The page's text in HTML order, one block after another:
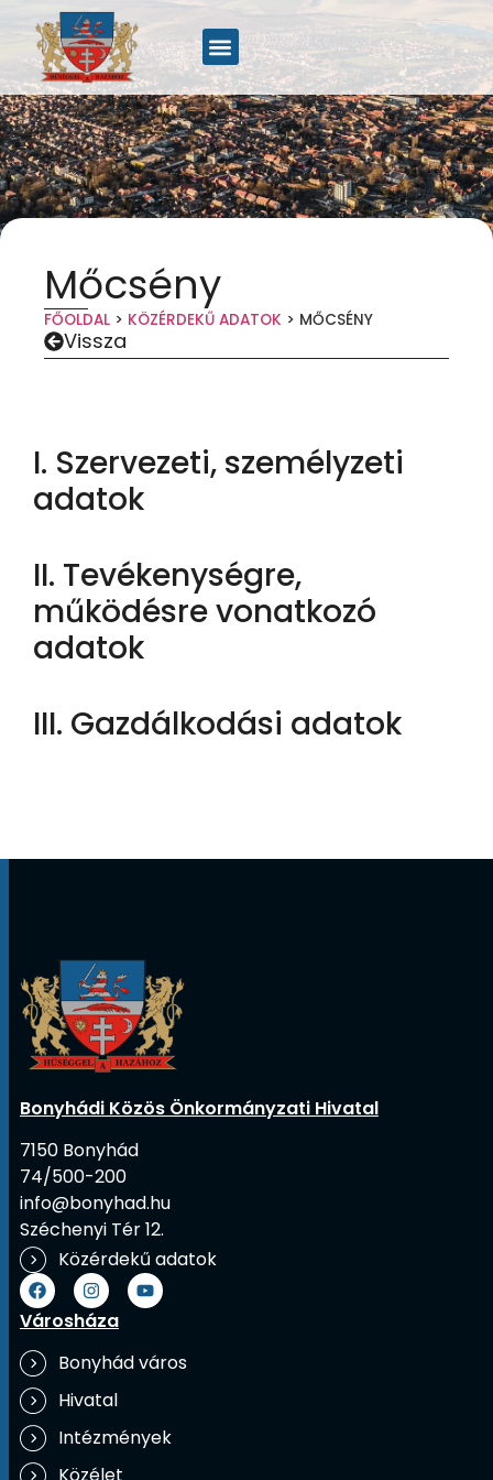
Mőcsény
FŐOLDAL > KÖZÉRDEKŰ ADATOK > MŐCSÉNY
Vissza
I. Szervezeti, személyzeti
adatok
II. Tevékenységre,
működésre vonatkozó
adatok
III. Gazdálkodási adatok
Bonyhádi Közös Önkormányzati Hivatal
7150 Bonyhád
74/500-200
info@bonyhad.hu
Széchenyi Tér 12.
Közérdekű adatok
Városháza
Bonyhád város
Hivatal
Intézmények